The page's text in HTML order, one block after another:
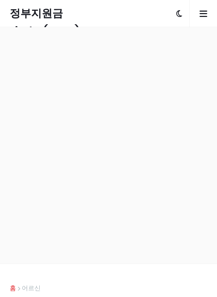
정부지원금
Finder(www)
홈 어르신